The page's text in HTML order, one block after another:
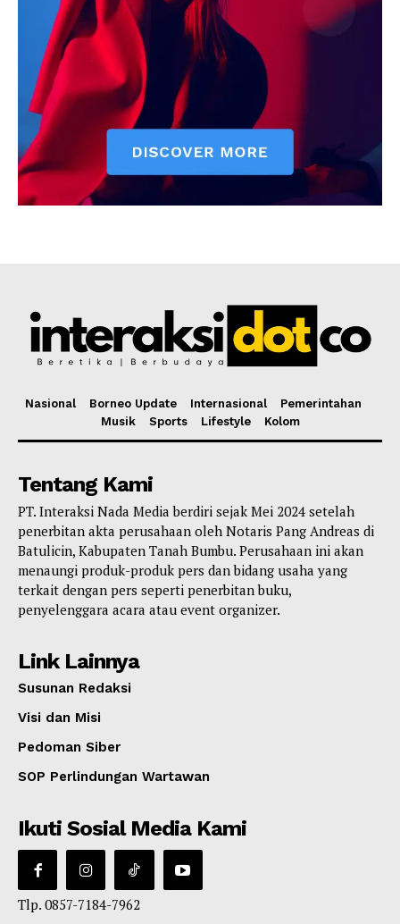
Nasional Borneo Update Internasional
Pemerintahan
Musik
Sports Lifestyle Kolom
Tentang Kami
PT. Interaksi Nada Media berdiri sejak Mei 2024 setelah
penerbitan akta perusahaan oleh Notaris Pang Andreas di
Batulicin, Kabupaten Tanah Bumbu. Perusahaan ini akan
menaungi produk-produk pers dan bidang usaha yang
terkait dengan pers seperti penerbitan buku,
penyelenggara acara atau event organizer.
Link Lainnya
Susunan Redaksi
Visi dan Misi
Pedoman Siber
SOP Perlindungan Wartawan
Ikuti Sosial Media Kami
Tlp. 0857-7184-7962